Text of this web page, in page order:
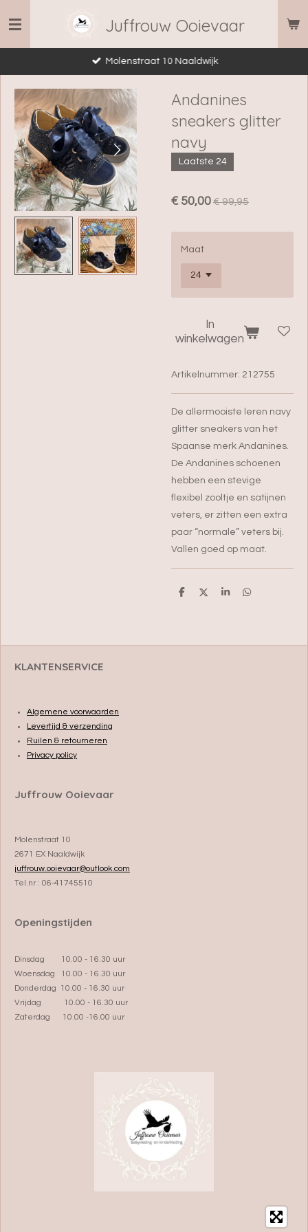
direct
naar
Juffrouw Ooievaar
Molenstraat 10 Naaldwijk
Andanines
sneakers glitter
navy
Laatste 24
€ 50,00€ 99,95
Maat
In
winkelwagen
Artikelnummer: 212755
De allermooiste leren navy
glitter sneakers van het
Spaanse merk Andanines.
De Andanines schoenen
hebben een stevige
flexibel zooltje en satijnen
veters, er zitten een extra
paar “normale” veters bij.
Vallen goed op maat.
D
D
S
D
KLANTENSERVICE
Algemene voorwaarden
Levertijd & verzending
Ruilen & retourneren
Privacy policy
Juffrouw Ooievaar
Molenstraat 10
2671 EX Naaldwijk
juffrouw.ooievaar@outlook.com
Tel.nr : 06-41745510
Openingstijden
Dinsdag 10.00 - 16.30 uur
Woensdag 10.00 - 16.30 uur
Donderdag 10.00 - 16.30 uur
Vrijdag 10.00 - 16.30 uur
Zaterdag 10.00 -16.00 uur